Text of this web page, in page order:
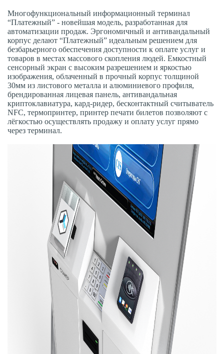
Многофункциональный информационный терминал
“Платежный” - новейшая модель, разработанная для
автоматизации продаж. Эргономичный и антивандальный
корпус делают “Платежный” идеальным решением для
безбарьерного обеспечения доступности к оплате услуг и
товаров в местах массового скопления людей. Емкостный
сенсорный экран с высоким разрешением и яркостью
изображения, облаченный в прочный корпус толщиной
30мм из листового металла и алюминиевого профиля,
брендированная лицевая панель, антивандальная
криптоклавиатура, кард-ридер, бесконтактный считыватель
NFC, термопринтер, принтер печати билетов позволяют с
лёгкостью осуществлять продажу и оплату услуг прямо
через терминал.